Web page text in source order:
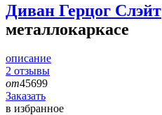
Диван Герцог Слэйт
металлокаркасе
описание
2 отзывы
от45699
Заказать
в избранное